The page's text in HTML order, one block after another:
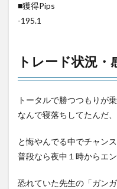
■獲得Pips
-195.1
トレード状況・
トータルで勝つつもりが
なんで寝落ちしてたんだ、
と悔やんでる中でチャン
普段なら夜中１時からエ
恐れていた先生の「ガン